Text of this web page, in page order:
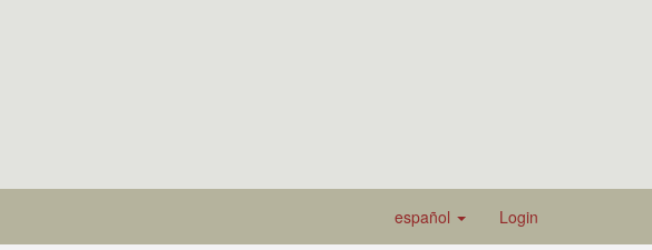
español Login